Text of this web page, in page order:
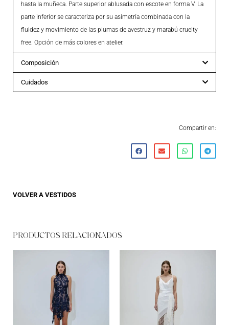
hasta la muñeca. Parte superior ablusada con escote en forma V. La
parte inferior se caracteriza por su asimetría combinada con la
fluidez y movimiento de las plumas de avestruz y marabú cruelty
free. Opción de más colores en atelier.
Composición
Cuidados
Compartir en:
VOLVER A VESTIDOS
PRODUCTOS RELACIONADOS